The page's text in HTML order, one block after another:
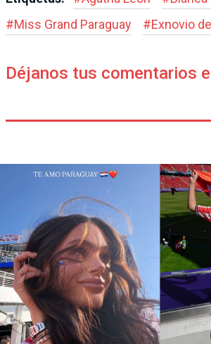
#Miss Grand Paraguay #Exnovio
Déjanos tus comentarios